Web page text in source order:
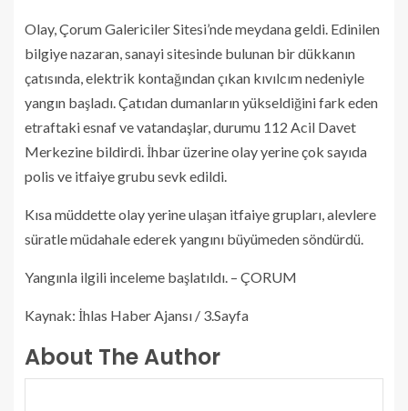
Olay, Çorum Galericiler Sitesi’nde meydana geldi. Edinilen
bilgiye nazaran, sanayi sitesinde bulunan bir dükkanın
çatısında, elektrik kontağından çıkan kıvılcım nedeniyle
yangın başladı. Çatıdan dumanların yükseldiğini fark eden
etraftaki esnaf ve vatandaşlar, durumu 112 Acil Davet
Merkezine bildirdi. İhbar üzerine olay yerine çok sayıda
polis ve itfaiye grubu sevk edildi.
Kısa müddette olay yerine ulaşan itfaiye grupları, alevlere
süratle müdahale ederek yangını büyümeden söndürdü.
Yangınla ilgili inceleme başlatıldı. – ÇORUM
Kaynak: İhlas Haber Ajansı / 3.Sayfa
About The Author